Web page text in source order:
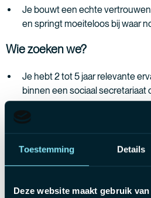
Toestemming Details
Deze website maakt gebruik
Je bouwt een echte
en springt moeiteloos bij waar
Wie zoeken we?
Je hebt 2 tot 5 jaar relevante
binnen een sociaal secretariaat
Je hebt een goede basis in
oprechte honger om jezelf
Wat mag je verwachten?
maand, op maat van jouw